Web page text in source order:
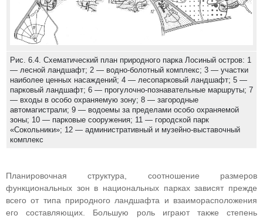
Рис. 6.4. Схематический план природного парка Лосиный остров: 1
— лесной ландшафт; 2 — водно-болотный комплекс; 3 — участки
наиболее ценных насаждений; 4 — лесопарковый ландшафт; 5 —
парковый ландшафт; 6 — прогулочно-познавательные маршруты; 7
— входы в особо охраняемую зону; 8 — загородные
автомагистрали; 9 — водоемы за пределами особо охраняемой
зоны; 10 — парковые сооружения; 11 — городской парк
«Сокольники»; 12 — административный и музейно-выставочный
комплекс
Планировочная структура, соотношение размеров
функциональных зон в национальных парках зависят прежде
всего от типа природного ландшафта и взаиморасположения
его составляющих. Большую роль играют также степень